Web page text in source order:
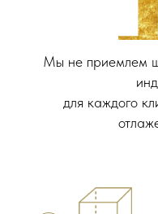
Мы не приемлем
для каждого